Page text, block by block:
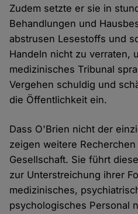
Zudem setzte er sie in
Behandlungen und
abstrusen Lesestoffs und
Handeln nicht zu verraten,
medizinisches Tribunal
Vergehen schuldig und
die Öffentlichkeit ein.
Dass O'Brien nicht der
zeigen weitere
Gesellschaft. Sie führt
zur Unterstreichung ihrer
medizinisches,
psychologisches Personal